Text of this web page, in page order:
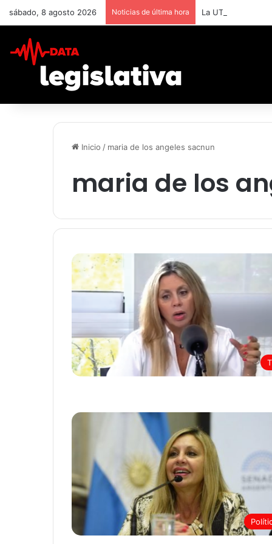
sábado, 8 agosto 2026 Noticias de última hora La UTN BA
Inicio / maria de los angeles sacnun
maria de los